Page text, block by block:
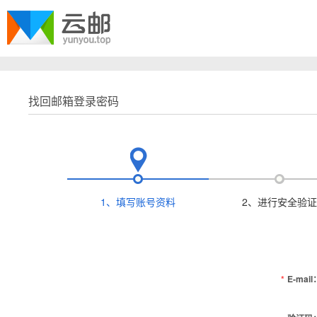
找回邮箱登录密码
1、填写账号资料 2、进行安全验证
* E-mail